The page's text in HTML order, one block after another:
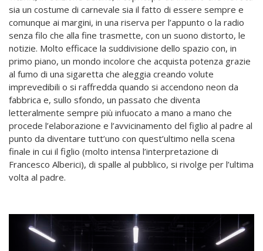
sia un costume di carnevale sia il fatto di essere sempre e
comunque ai margini, in una riserva per l’appunto o la radio
senza filo che alla fine trasmette, con un suono distorto, le
notizie. Molto efficace la suddivisione dello spazio con, in
primo piano, un mondo incolore che acquista potenza grazie
al fumo di una sigaretta che aleggia creando volute
imprevedibili o si raffredda quando si accendono neon da
fabbrica e, sullo sfondo, un passato che diventa
letteralmente sempre più infuocato a mano a mano che
procede l’elaborazione e l’avvicinamento del figlio al padre al
punto da diventare tutt’uno con quest’ultimo nella scena
finale in cui il figlio (molto intensa l’interpretazione di
Francesco Alberici), di spalle al pubblico, si rivolge per l’ultima
volta al padre.